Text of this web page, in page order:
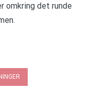
omkring det runde